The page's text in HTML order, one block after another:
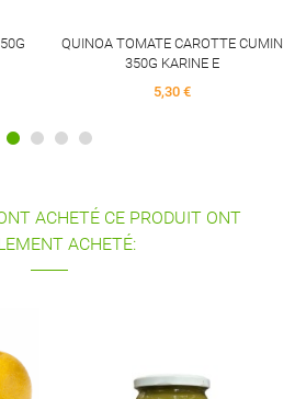
ACHETÉ CE PRODUIT ONT
ACHETÉ: